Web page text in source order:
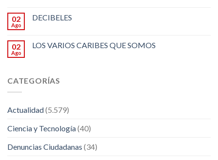
02
Ago
DECIBELES
02
Ago
LOS VARIOS CARIBES QUE SOMOS
CATEGORÍAS
Actualidad(5.579)
Ciencia y Tecnología(40)
Denuncias Ciudadanas (34)